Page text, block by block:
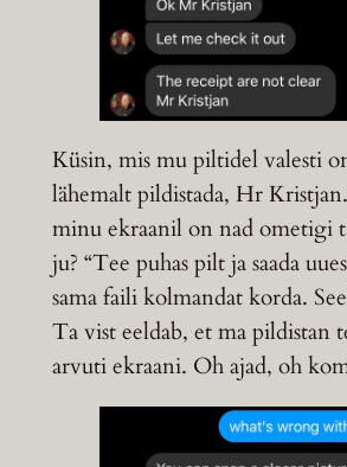
Küsin, mis mu piltidel valesti
lähemalt pildistada, Hr
minu ekraanil on nad ometigi
ju? “Tee puhas pilt ja saada
sama faili kolmandat korda.
Ta vist eeldab, et ma pildistan
arvuti ekraani. Oh ajad, oh